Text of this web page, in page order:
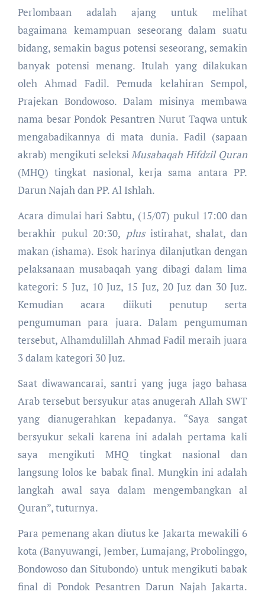
Perlombaan adalah ajang untuk melihat
bagaimana kemampuan seseorang dalam suatu
bidang, semakin bagus potensi seseorang, semakin
banyak potensi menang. Itulah yang dilakukan
oleh Ahmad Fadil. Pemuda kelahiran Sempol,
Prajekan Bondowoso. Dalam misinya membawa
nama besar Pondok Pesantren Nurut Taqwa untuk
mengabadikannya di mata dunia. Fadil (sapaan
akrab) mengikuti seleksiMusabaqah Hifdzil Quran
(MHQ) tingkat nasional, kerja sama antara PP.
Darun Najah dan PP. Al Ishlah.
Acara dimulai hari Sabtu, (15/07) pukul 17:00 dan
berakhir pukul 20:30, plusistirahat, shalat, dan
makan (ishama). Esok harinya dilanjutkan dengan
pelaksanaan musabaqah yang dibagi dalam lima
kategori: 5 Juz, 10 Juz, 15 Juz, 20 Juz dan 30 Juz.
Kemudian acara diikuti penutup serta
pengumuman para juara. Dalam pengumuman
tersebut, Alhamdulillah Ahmad Fadil meraih juara
3 dalam kategori 30 Juz.
Saat diwawancarai, santri yang juga jago bahasa
Arab tersebut bersyukur atas anugerah Allah SWT
yang dianugerahkan kepadanya. “Saya sangat
bersyukur sekali karena ini adalah pertama kali
saya mengikuti MHQ tingkat nasional dan
langsung lolos ke babak final. Mungkin ini adalah
langkah awal saya dalam mengembangkan al
Quran”, tuturnya.
Para pemenang akan diutus ke Jakarta mewakili 6
kota (Banyuwangi, Jember, Lumajang, Probolinggo,
Bondowoso dan Situbondo) untuk mengikuti babak
final di Pondok Pesantren Darun Najah Jakarta.